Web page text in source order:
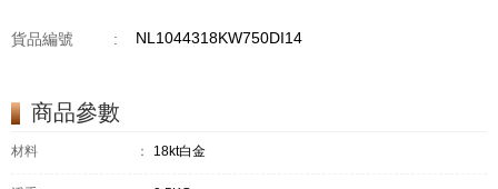
貨品編號 : NL1044318KW750DI14
商品參數
材料 ： 18kt白金